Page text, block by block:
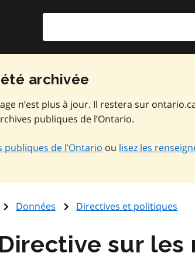
archivée
n’est plus à jour. Il restera sur
publiques de l’Ontario.
publiques de l’Ontario ou lisez les
Données Directives et politiques
Directive sur